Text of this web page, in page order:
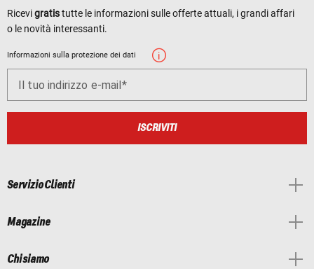
Ricevigratistutte le informazioni sulle offerte attuali, i grandi affari
o le novità interessanti.
Informazioni sulla protezione dei dati
Il tuo indirizzo e-mail
ISCRIVITI
Servizio Clienti
Magazine
Chi siamo